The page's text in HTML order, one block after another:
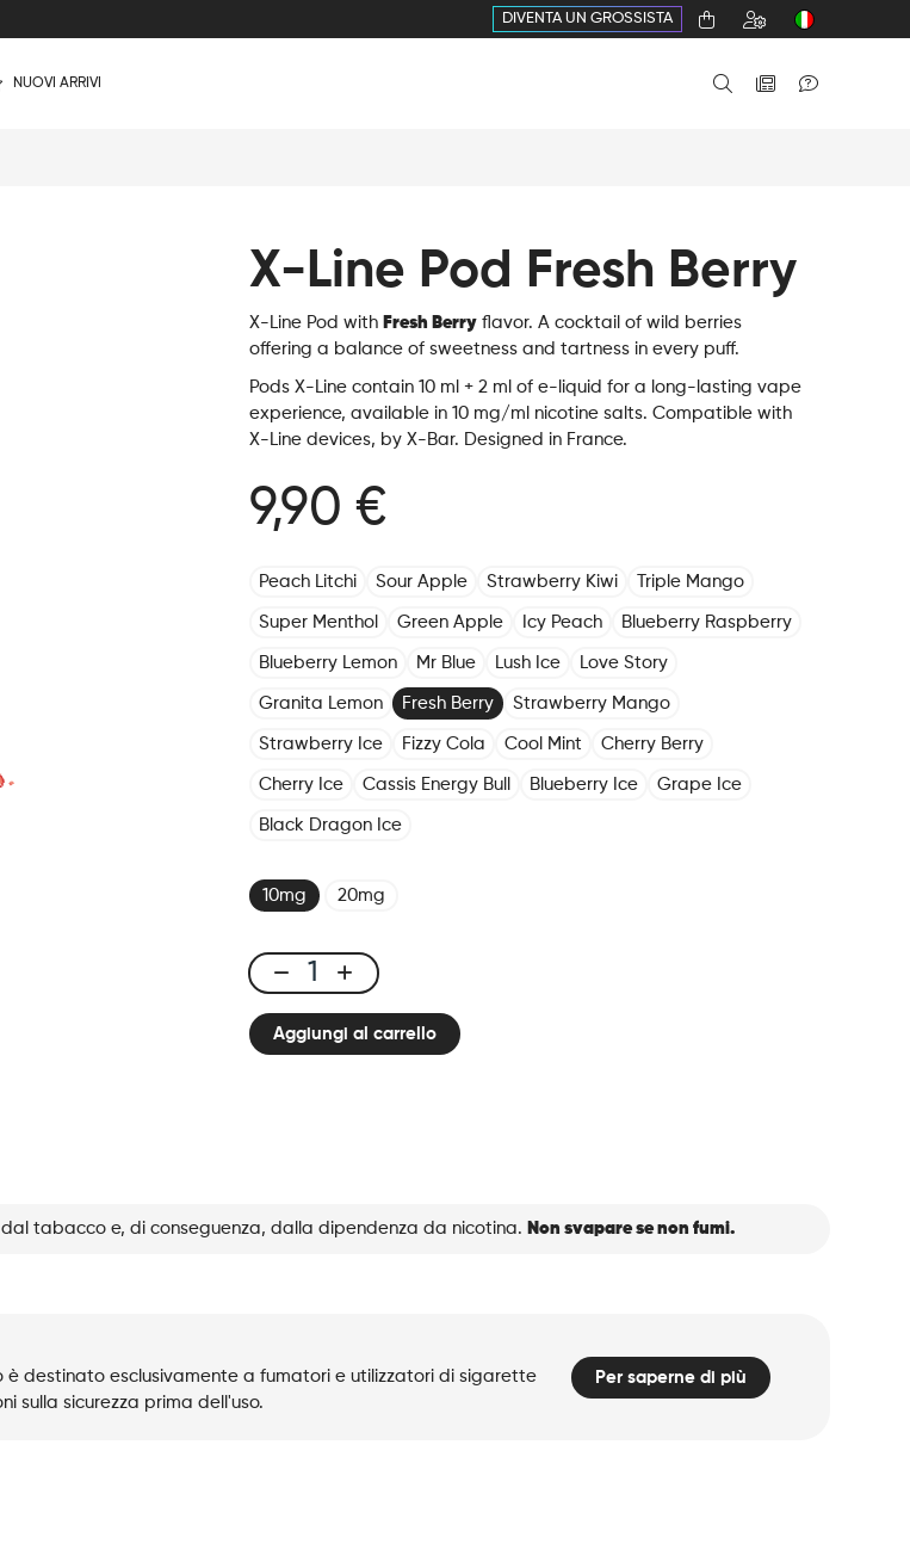
DIVENTA UN GROSSISTA
NUOVI ARRIVI
X-Line Pod Fresh Berry
X-Line Pod with Fresh Berryflavor. A cocktail of wild berries
offering a balance of sweetness and tartness in every puff.
Pods X-Line contain 10 ml + 2 ml of e-liquid for a long-lasting vape
experience, available in 10 mg/ml nicotine salts. Compatible with
X-Line devices, by X-Bar. Designed in France.
9,90 €
Peach Litchi Sour Apple Strawberry Kiwi Triple Mango
Super Menthol Green Apple Icy Peach Blueberry Raspberry
Blueberry Lemon Mr Blue Lush Ice Love Story
Granita Lemon Fresh Berry Strawberry Mango
Strawberry Ice Fizzy Cola Cool Mint Cherry Berry
Cherry Ice Cassis Energy Bull Blueberry Ice Grape Ice
Black Dragon Ice
10mg 20mg
X-
Line
PodAggiungi al carrello
tabacco e, di conseguenza, dalla dipendenza da nicotina. Non svapare se non fumi.
destinato esclusivamente a fumatori e utilizzatori di sigarette
sulla sicurezza prima dell'uso.
Per saperne di più